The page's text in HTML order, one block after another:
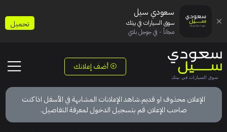
أضف إعلانك
الإعلان محذوف او قديم.شاهد الإعلانات المشابهة في الأسفل اذا كنت
صاحب الإعلان قم بتسجيل الدخول لمعرفة التفاصيل.
سعودي سيل
سوق السيارات في بيتك
مجاناً - في جوجل بلاي
تحميل